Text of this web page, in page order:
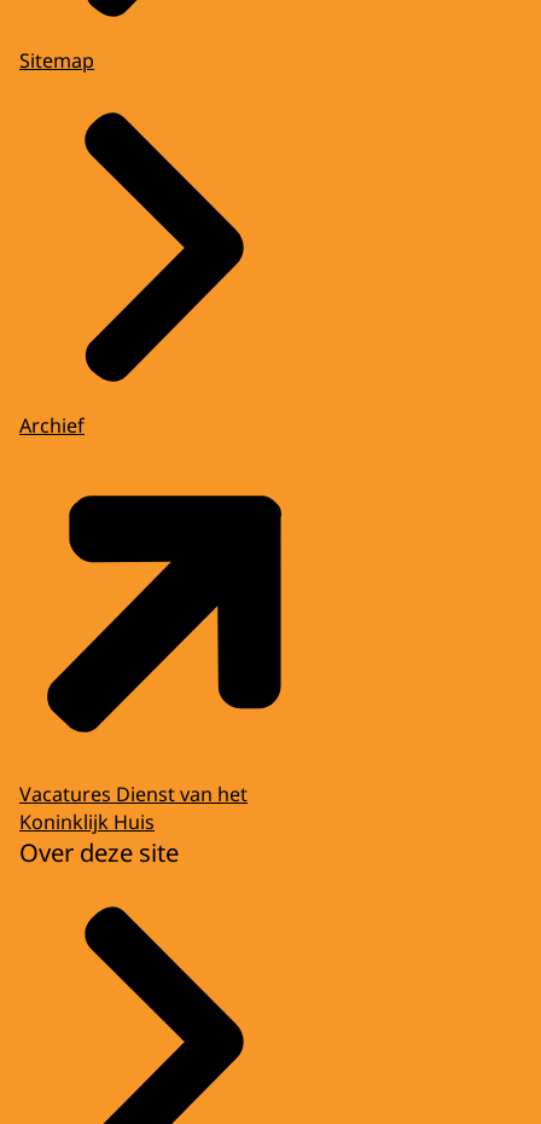
Sitemap
Archief
Vacatures Dienst van het
Koninklijk Huis
Over deze site